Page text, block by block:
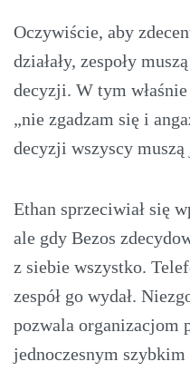
Oczywiście, aby
działały, zespoły
decyzji. W tym właśnie
„nie zgadzam się i
decyzji wszyscy muszą
Ethan sprzeciwiał się
ale gdy Bezos
z siebie wszystko.
zespół go wydał.
pozwala organizacjom
jednoczesnym szybkim